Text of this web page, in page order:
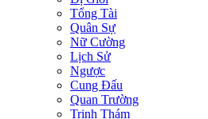
Tổng Tài
Quân Sự
Nữ Cường
Lịch Sử
Ngược
Cung Đấu
Quan Trường
Trinh Thám